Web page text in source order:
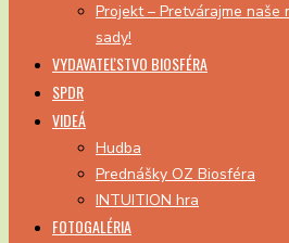
Projekt – Pretvárajme naše
sady!
VYDAVATEĽSTVO BIOSFÉRA
SPDR
VIDEÁ
Hudba
Prednášky OZ Biosféra
INTUITION hra
FOTOGALÉRIA